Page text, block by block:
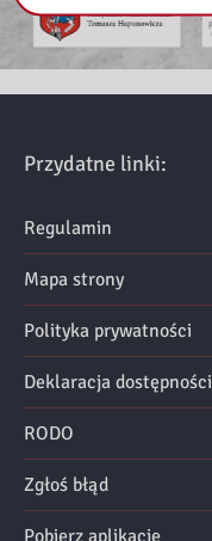
Przydatne linki:
Regulamin
Mapa strony
Polityka prywatności
Deklaracja dostępności
RODO
Zgłoś błąd
Pobierz aplikację